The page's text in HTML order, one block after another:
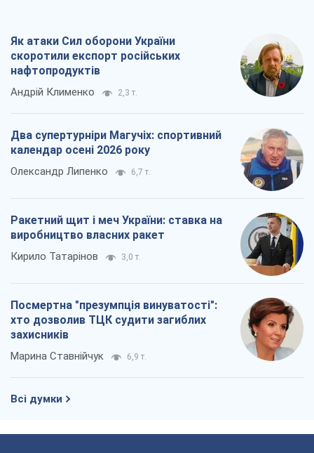
Як атаки Сил оборони України
скоротили експорт російських
нафтопродуктів
Андрій Клименко 2,3 т.
Два супертурніри Магучіх: спортивний
календар осені 2026 року
Олександр Липенко 6,7 т.
Ракетний щит і меч України: ставка на
виробництво власних ракет
Кирило Татарінов 3,0 т.
Посмертна "презумпція винуватості":
хто дозволив ТЦК судити загиблих
захисників
Марина Ставнійчук 6,9 т.
Всі думки